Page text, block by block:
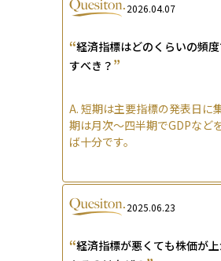
2026.04.07
“経済指標はどのくらいの頻
すべき？ ”
A. 短期は主要指標の発表日に
期は月次〜四半期でGDPなど
ば十分です。
2025.06.23
“経済指標が悪くても株価が